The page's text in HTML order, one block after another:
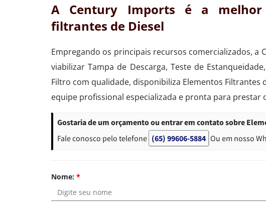
A Century Imports é a melhor
filtrantes de Diesel
Empregando os principais recursos comercializados, a
viabilizar Tampa de Descarga, Teste de
Filtro com qualidade, disponibiliza Elementos Filtrantes
equipe profissional especializada e pronta para
Gostaria de um orçamento ou entrar em contato sobre
Fale conosco pelo telefone (65) 99606-5884 Ou em nosso
Nome: *